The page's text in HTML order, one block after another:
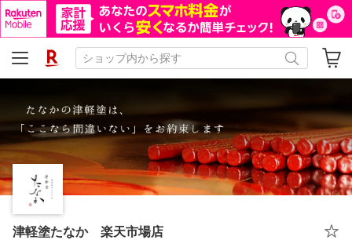
津軽塗たなか 楽天市場店